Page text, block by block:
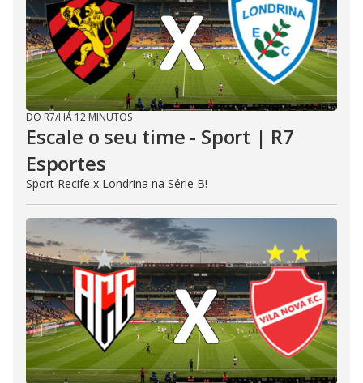
DO R7/HÁ 12 MINUTOS
Escale o seu time - Sport | R7
Esportes
Sport Recife x Londrina na Série B!